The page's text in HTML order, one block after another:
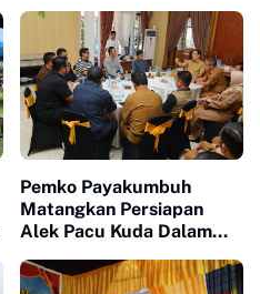
Pemko Payakumbuh
Matangkan Persiapan
Alek Pacu Kuda Dalam